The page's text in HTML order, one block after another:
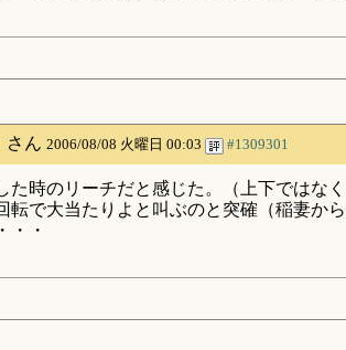
さん 2006/08/08 火曜日 00:03 #1309301
た時のリーチだと感じた。（上下ではなく
転で大当たりよと叫ぶのと突確（稲妻か
・・